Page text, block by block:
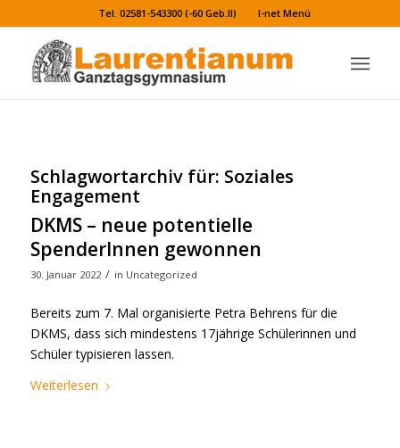
Tel. 02581-543300 (-60 Geb.II) I-net Menü
Schlagwortarchiv für: Soziales
Engagement
DKMS – neue potentielle
SpenderInnen gewonnen
30. Januar 2022 / in Uncategorized
Bereits zum 7. Mal organisierte Petra Behrens für die
DKMS, dass sich mindestens 17jährige Schülerinnen und
Schüler typisieren lassen.
Weiterlesen